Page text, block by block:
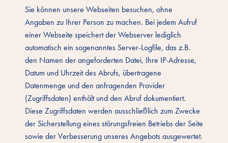
Sie können unsere Webseiten besuchen, ohne
Angaben zu Ihrer Person zu machen. Bei jedem Aufruf
einer Webseite speichert der Webserver lediglich
automatisch ein sogenanntes Server-Logfile, das z.B.
den Namen der angeforderten Datei, Ihre IP-Adresse,
Datum und Uhrzeit des Abrufs, übertragene
Datenmenge und den anfragenden Provider
(Zugriffsdaten) enthält und den Abruf dokumentiert.
Diese Zugriffsdaten werden ausschließlich zum Zwecke
der Sicherstellung eines störungsfreien Betriebs der Seite
sowie der Verbesserung unseres Angebots ausgewertet.